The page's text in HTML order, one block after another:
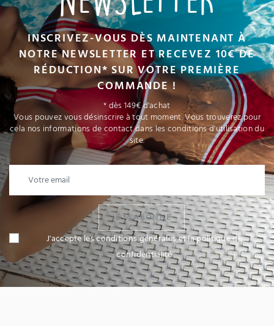
INSCRIVEZ-VOUS DÈS MAINTENANT À
NOTRE NEWSLETTER ET RECEVEZ 10€ DE
RÉDUCTION* SUR VOTRE PREMIÈRE
COMMANDE !
* dès 149€ d'achat
Vous pouvez vous désinscrire à tout moment. Vous trouverez pour
cela nos informations de contact dans les conditions d'utilisation du
site.
JE M'ABONNE
J'accepte les conditions générales et la politique de
confidentialité